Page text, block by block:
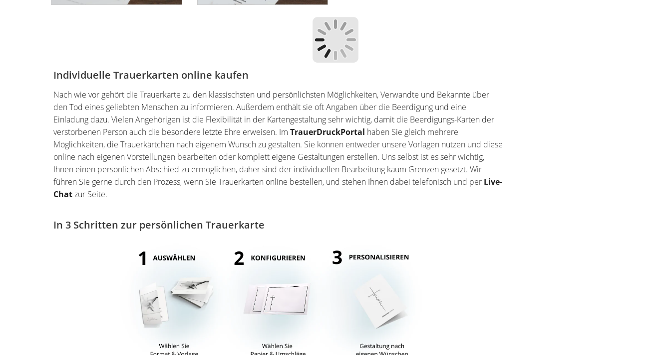
Individuelle Trauerkarten online kaufen
Nach wie vor gehört die Trauerkarte zu den klassischsten und persönlichsten Möglichkeiten, Verwandte und Bekannte über
den Tod eines geliebten Menschen zu informieren. Außerdem enthält sie oft Angaben über die Beerdigung und eine
Einladung dazu. Vielen Angehörigen ist die Flexibilität in der Kartengestaltung sehr wichtig, damit die Beerdigungs-Karten der
verstorbenen Person auch die besondere letzte Ehre erweisen. Im TrauerDruckPortal haben Sie gleich mehrere
Möglichkeiten, die Trauerkärtchen nach eigenem Wunsch zu gestalten. Sie können entweder unsere Vorlagen nutzen und diese
online nach eigenen Vorstellungen bearbeiten oder komplett eigene Gestaltungen erstellen. Uns selbst ist es sehr wichtig,
Ihnen einen persönlichen Abschied zu ermöglichen, daher sind der individuellen Bearbeitung kaum Grenzen gesetzt. Wir
führen Sie gerne durch den Prozess, wenn Sie Trauerkarten online bestellen, und stehen Ihnen dabei telefonisch und per Live-
Chatzur Seite.
In 3 Schritten zur persönlichen Trauerkarte